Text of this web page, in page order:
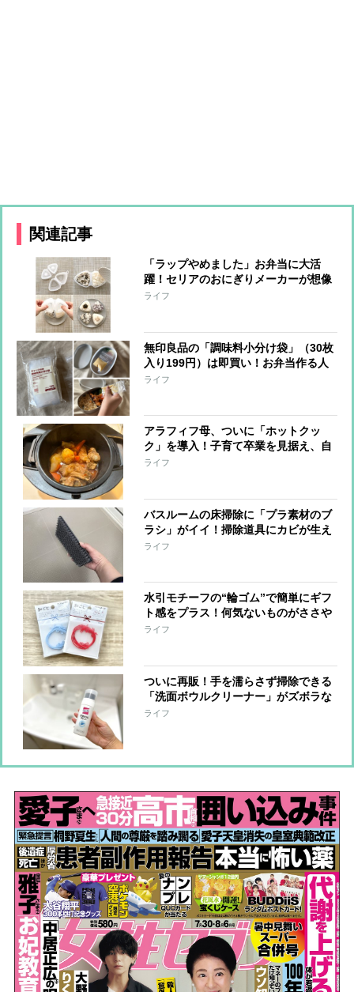
関連記事
「ラップやめました」お弁当に大活
躍！セリアのおにぎりメーカーが想像
以上【本日のお気に入り】
ライフ
無印良品の「調味料小分け袋」（30枚
入り199円）は即買い！お弁当作る人
はみんな買ってほしい【本日のお気に
ライフ
アラフィフ母、ついに「ホットクッ
ク」を導入！子育て卒業を見据え、自
分が食べたいものを作っています【本
ライフ
バスルームの床掃除に「プラ素材のブ
ラシ」がイイ！掃除道具にカビが生え
る心配もなくなりそう…【本日のお気
ライフ
水引モチーフの“輪ゴム”で簡単にギフ
ト感をプラス！何気ないものがささや
かな贈り物に【本日のお気に入り】
ライフ
ついに再販！手を濡らさず掃除できる
「洗面ボウルクリーナー」がズボラな
私を救う！【本日のお気に入り】
ライフ